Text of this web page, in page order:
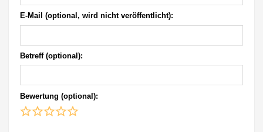
E-Mail (optional, wird nicht veröffentlicht):
Betreff (optional):
Bewertung (optional):